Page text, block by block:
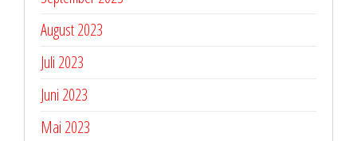
August 2023
Juli 2023
Juni 2023
Mai 2023